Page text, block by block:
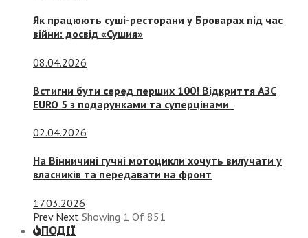
Як працюють суші-ресторани у Броварах під час
війни: досвід «Сушия»
08.04.2026
Встигни бути серед перших 100! Відкриття АЗС
EURO 5 з подарунками та суперцінами
02.04.2026
На Вінничині гучні мотоцикли хочуть вилучати у
власників та передавати на фронт
17.03.2026
Prev Next Showing 1 Of 851
ПОДІЇ